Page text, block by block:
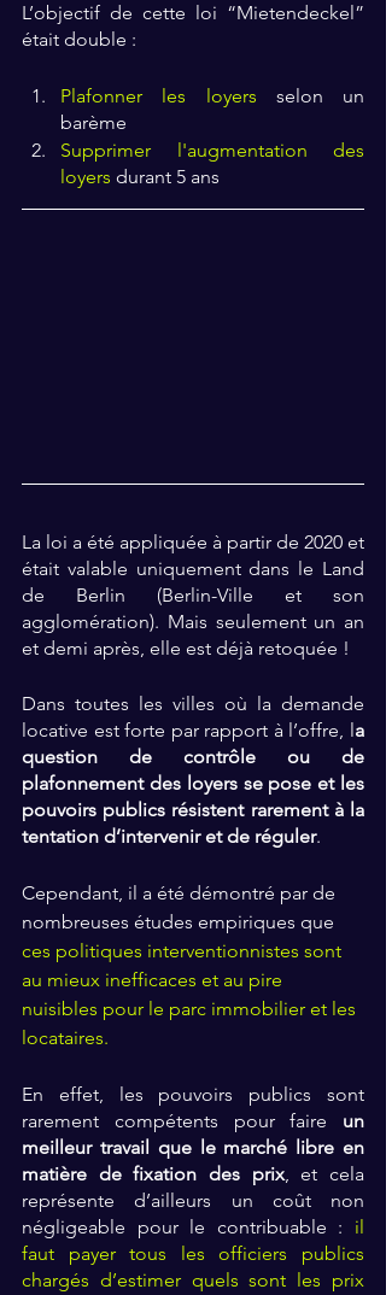
L’objectif de cette loi “Mietendeckel”
était double :
Plafonner les loyers selon un
barème
Supprimer l'augmentation des
loyers durant 5 ans
La loi a été appliquée à partir de 2020 et
était valable uniquement dans le Land
de Berlin (Berlin-Ville et son
agglomération). Mais seulement un an
et demi après, elle est déjà retoquée !
Dans toutes les villes où la demande
locative est forte par rapport à l’offre, la
question de contrôle ou de
plafonnement des loyers se pose et les
pouvoirs publics résistent rarement à la
tentation d’intervenir et de réguler.
Cependant, il a été démontré par de
nombreuses études empiriques que
ces politiques interventionnistes sont
au mieux inefficaces et au pire
nuisibles pour le parc immobilier et les
locataires.
En effet, les pouvoirs publics sont
rarement compétents pour faire un
meilleur travail que le marché libre en
matière de fixation des prix, et cela
représente d’ailleurs un coût non
négligeable pour le contribuable : il
faut payer tous les officiers publics
chargés d’estimer quels sont les prix